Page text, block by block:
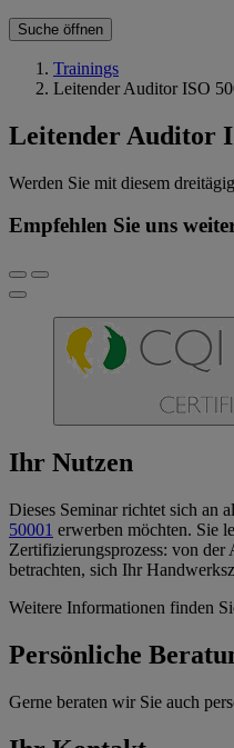
Suche öffnen
Trainings
Leitender Auditor ISO
Leitender Auditor
Werden Sie mit diesem
Empfehlen Sie uns
Ihr Nutzen
Dieses Seminar richtet sich an
50001 erwerben möchten. Sie
Zertifizierungsprozess: von
betrachten, sich Ihr
Weitere Informationen finden
Persönliche
Gerne beraten wir Sie auch